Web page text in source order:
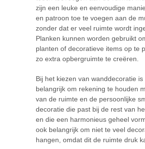
zijn een leuke en eenvoudige
en patroon toe te voegen aan de
zonder dat er veel ruimte wordt
Planken kunnen worden gebruikt
planten of decoratieve items op te
zo extra opbergruimte te creëren.
Bij het kiezen van wanddecoratie is
belangrijk om rekening te houden
van de ruimte en de persoonlijke
decoratie die past bij de rest van
en die een harmonieus geheel
ook belangrijk om niet te veel
hangen, omdat dit de ruimte druk